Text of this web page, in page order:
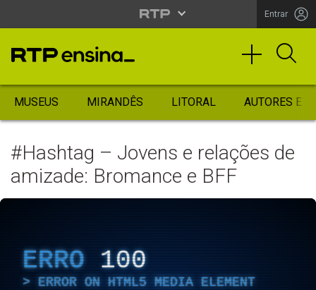
Entrar
MUSEUS MIRANDÊS LITORAL AUTORES
#Hashtag – Jovens e relações de
amizade: Bromance e BFF
ERRO 100
ERROR ON HTML5 MEDIA ELEMENT